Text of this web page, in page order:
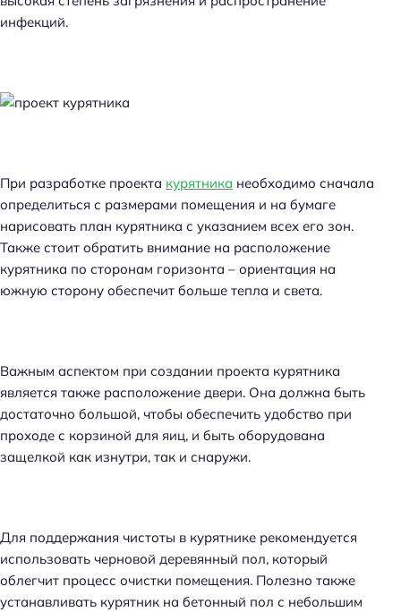
инфекций.
При разработке проекта курятника необходимо сначала
определиться с размерами помещения и на бумаге
нарисовать план курятника с указанием всех его зон.
Также стоит обратить внимание на расположение
курятника по сторонам горизонта – ориентация на
южную сторону обеспечит больше тепла и света.
Важным аспектом при создании проекта курятника
является также расположение двери. Она должна быть
достаточно большой, чтобы обеспечить удобство при
проходе с корзиной для яиц, и быть оборудована
защелкой как изнутри, так и снаружи.
Для поддержания чистоты в курятнике рекомендуется
использовать черновой деревянный пол, который
облегчит процесс очистки помещения. Полезно также
устанавливать курятник на бетонный пол с небольшим